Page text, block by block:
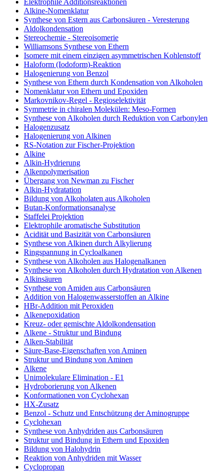
Elektrophile Additionsreaktionen
Alkine-Nomenklatur
Synthese von Estern aus Carbonsäuren - Veresterung
Aldolkondensation
Stereochemie - Stereoisomerie
Williamsons Synthese von Ethern
Isomere mit einem einzigen asymmetrischen Kohlenstoff
Haloform (Iodoform)-Reaktion
Halogenierung von Benzol
Synthese von Ethern durch Kondensation von Alkoholen
Nomenklatur von Ethern und Epoxiden
Markovnikov-Regel - Regioselektivität
Symmetrie in chiralen Molekülen: Meso-Formen
Synthese von Alkoholen durch Reduktion von Carbonylen
Halogenzusatz
Halogenierung von Alkinen
RS-Notation zur Fischer-Projektion
Alkine
Alkin-Hydrierung
Alkenpolymerisation
Übergang von Newman zu Fischer
Alkin-Hydratation
Bildung von Alkoholaten aus Alkoholen
Butan-Konformationsanalyse
Staffelei Projektion
Elektrophile aromatische Substitution
Acidität und Basizität von Carbonsäuren
Synthese von Alkinen durch Alkylierung
Ringspannung in Cycloalkanen
Synthese von Alkoholen aus Halogenalkanen
Synthese von Alkoholen durch Hydratation von Alkenen
Alkinsäuren
Synthese von Amiden aus Carbonsäuren
Addition von Halogenwasserstoffen an Alkine
HBr-Addition mit Peroxiden
Alkenepoxidation
Kreuz- oder gemischte Aldolkondensation
Alkene - Struktur und Bindung
Alken-Stabilität
Säure-Base-Eigenschaften von Aminen
Struktur und Bindung von Aminen
Alkene
Unimolekulare Elimination - E1
Hydroborierung von Alkenen
Konformationen von Cyclohexan
HX-Zusatz
Benzol - Schutz und Entschützung der Aminogruppe
Cyclohexan
Synthese von Anhydriden aus Carbonsäuren
Struktur und Bindung in Ethern und Epoxiden
Bildung von Halohydrin
Reaktion von Anhydriden mit Wasser
Cyclopropan